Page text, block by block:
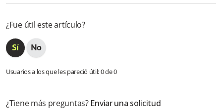
¿Fue útil este artículo?
Usuarios a los que les pareció útil: 0 de 0
¿Tiene más preguntas? Enviar una solicitud